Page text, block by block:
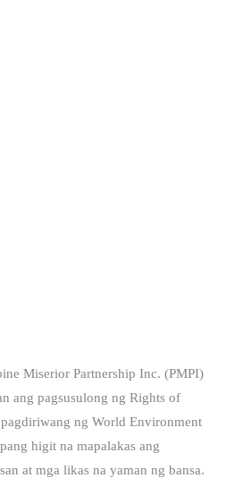
Miserior Partnership Inc. (PMPI)
ang pagsusulong ng Rights of
ng World Environment
higit na mapalakas ang
at mga likas na yaman ng bansa.